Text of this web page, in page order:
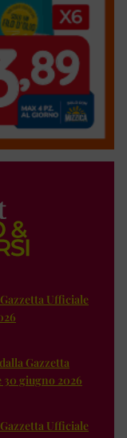
Ufficiale
Gazzetta
30 giugno 2026
Ufficiale